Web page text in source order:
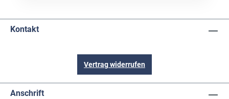
Kontakt
Vertrag widerrufen
Anschrift